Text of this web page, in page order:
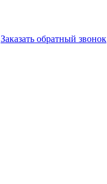
Заказать обратный звонок